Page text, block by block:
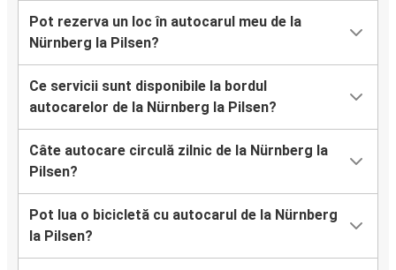
Pot rezerva un loc în autocarul meu de la
Nürnberg la Pilsen?
Ce servicii sunt disponibile la bordul
autocarelor de la Nürnberg la Pilsen?
Câte autocare circulă zilnic de la Nürnberg la
Pilsen?
Pot lua o bicicletă cu autocarul de la Nürnberg
la Pilsen?